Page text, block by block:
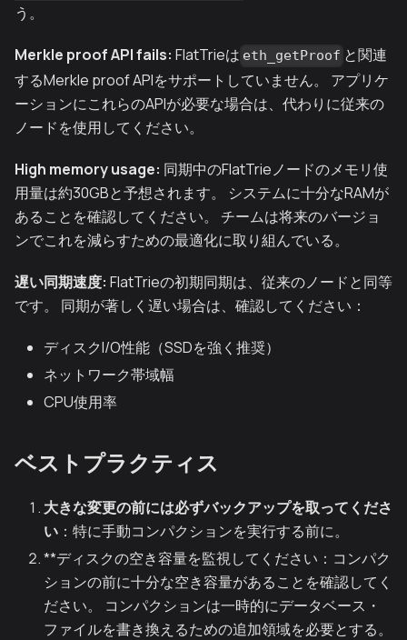
う。
Merkle proof API fails: FlatTrieは eth_getProof と関連
するMerkle proof APIをサポートしていません。 アプリケ
ーションにこれらのAPIが必要な場合は、代わりに従来の
ノードを使用してください。
High memory usage: 同期中のFlatTrieノードのメモリ使
用量は約30GBと予想されます。 システムに十分なRAMが
あることを確認してください。 チームは将来のバージョ
ンでこれを減らすための最適化に取り組んでいる。
遅い同期速度: FlatTrieの初期同期は、従来のノードと同等
です。 同期が著しく遅い場合は、確認してください：
ディスクI/O性能（SSDを強く推奨）
ネットワーク帯域幅
CPU使用率
ベストプラクティス
大きな変更の前には必ずバックアップを取ってくださ
い ：特に手動コンパクションを実行する前に。
**ディスクの空き容量を監視してください：コンパク
ションの前に十分な空き容量があることを確認してく
ださい。 コンパクションは一時的にデータベース・
ファイルを書き換えるための追加領域を必要とする。